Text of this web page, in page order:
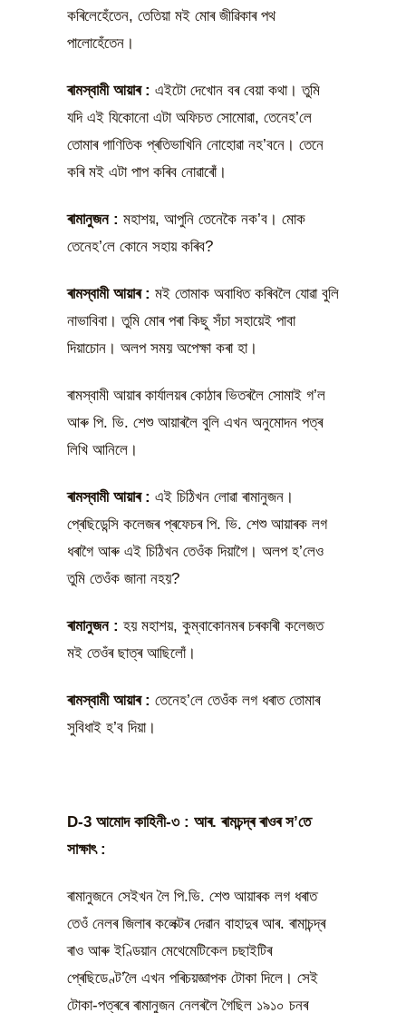
কৰিলেহেঁতেন, তেতিয়া মই মোৰ জীৱিকাৰ পথ
পালোহেঁতেন।
ৰামস্বামী আয়াৰ : এইটো দেখোন বৰ বেয়া কথা। তুমি
যদি এই যিকোনো এটা অফিচত সোমোৱা, তেনেহ’লে
তোমাৰ গাণিতিক প্ৰতিভাখিনি নোহোৱা নহ’বনে। তেনে
কৰি মই এটা পাপ কৰিব নোৱাৰোঁ।
ৰামানুজন: মহাশয়, আপুনি তেনেকৈ নক’ব। মোক
তেনেহ’লে কোনে সহায় কৰিব?
ৰামস্বামী আয়াৰ : মই তোমাক অবাধিত কৰিবলৈ যোৱা বুলি
নাভাবিবা। তুমি মোৰ পৰা কিছু সঁচা সহায়েই পাবা
দিয়াচোন। অলপ সময় অপেক্ষা কৰা হা।
ৰামস্বামী আয়াৰ কাৰ্যালয়ৰ কোঠাৰ ভিতৰলৈ সোমাই গ’ল
আৰু পি. ভি. শেশু আয়াৰলৈ বুলি এখন অনুমোদন পত্ৰ
লিখি আনিলে।
ৰামস্বামী আয়াৰ : এই চিঠিখন লোৱা ৰামানুজন।
প্ৰেছিডেন্সি কলেজৰ প্ৰফেচৰ পি. ভি. শেশু আয়াৰক লগ
ধৰাগৈ আৰু এই চিঠিখন তেওঁক দিয়াগৈ। অলপ হ’লেও
তুমি তেওঁক জানা নহয়?
ৰামানুজন: হয় মহাশয়, কুম্বাকোনমৰ চৰকাৰী কলেজত
মই তেওঁৰ ছাত্ৰ আছিলোঁ।
ৰামস্বামী আয়াৰ : তেনেহ’লে তেওঁক লগ ধৰাত তোমাৰ
সুবিধাই হ’ব দিয়া।
D-3 আমোদ কাহিনী-৩ : আৰ. ৰামচন্দ্ৰ ৰাওৰ স’তে
সাক্ষাৎ :
ৰামানুজনে সেইখন লৈ পি.ভি. শেশু আয়াৰক লগ ধৰাত
তেওঁ নেলৰ জিলাৰ কলেক্টৰ দেৱান বাহাদুৰ আৰ. ৰামাচন্দ্ৰ
ৰাও আৰু ইণ্ডিয়ান মেথেমেটিকেল চছাইটিৰ
প্ৰেছিডেণ্ট’লৈ এখন পৰিচয়জ্ঞাপক টোকা দিলে। সেই
টোকা-পত্ৰৰে ৰামানুজন নেলৰলৈ গৈছিল ১৯১০ চনৰ